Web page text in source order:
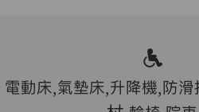
電動床,氣墊床,升降機,防滑